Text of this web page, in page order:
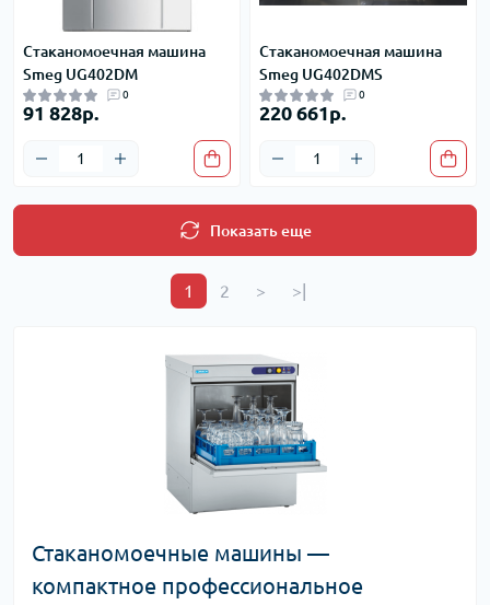
Стаканомоечная машина
Smeg UG402DM
0
91 828р.
Стаканомоечная машина
Smeg UG402DMS
0
220 661р.
Показать еще
1 2 > >|
Стаканомоечные машины —
компактное профессиональное